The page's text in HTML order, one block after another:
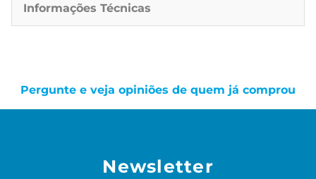
Informações Técnicas
Pergunte e veja opiniões de quem já comprou
Newsletter